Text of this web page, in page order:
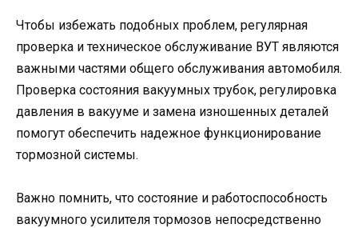
Чтобы избежать подобных проблем, регулярная
проверка и техническое обслуживание ВУТ являются
важными частями общего обслуживания автомобиля.
Проверка состояния вакуумных трубок, регулировка
давления в вакууме и замена изношенных деталей
помогут обеспечить надежное функционирование
тормозной системы.
Важно помнить, что состояние и работоспособность
вакуумного усилителя тормозов непосредственно